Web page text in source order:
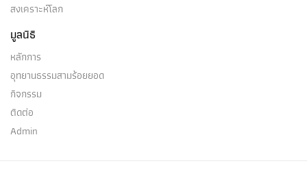
สงเคราะห์โลก
มูลนิธิ
หลักการ
อุทยานธรรมสามร้อยยอด
กิจกรรม
ติดต่อ
Admin